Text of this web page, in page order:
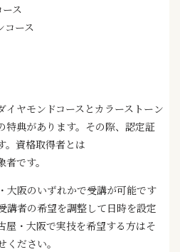
ス
コース
ヤモンドコースとカラーストーン
特典があります。その際、認定証
。資格取得者とは
です。
大阪のいずれかで受講が可能です
講者の希望を調整して日時を設定
屋・大阪で実技を希望する方はそ
ださい。